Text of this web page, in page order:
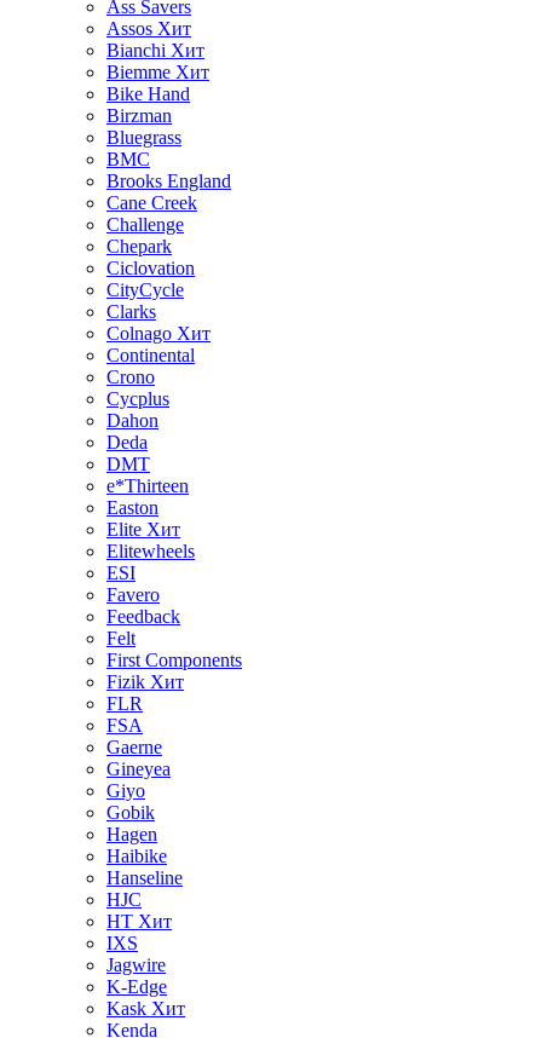
Ass Savers
Assos Хит
Bianchi Хит
Biemme Хит
Bike Hand
Birzman
Bluegrass
BMC
Brooks England
Cane Creek
Challenge
Chepark
Ciclovation
CityCycle
Clarks
Colnago Хит
Continental
Crono
Cycplus
Dahon
Deda
DMT
e*Thirteen
Easton
Elite Хит
Elitewheels
ESI
Favero
Feedback
Felt
First Components
Fizik Хит
FLR
FSA
Gaerne
Gineyea
Giyo
Gobik
Hagen
Haibike
Hanseline
HJC
HT Хит
IXS
Jagwire
K-Edge
Kask Хит
Kenda